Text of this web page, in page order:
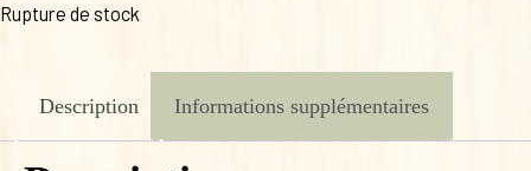
Rupture de stock
Description Informations supplémentaires